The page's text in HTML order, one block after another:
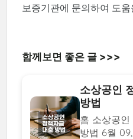
보증기관에 문의하여 도
함께보면 좋은 글 >>>
소상공인
방법
홈 소상공인
방법 6월